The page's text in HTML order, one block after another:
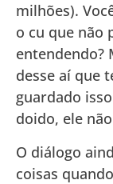
milhões).
o cu que não
entendendo?
desse aí que
guardado
doido, ele
O diálogo
coisas